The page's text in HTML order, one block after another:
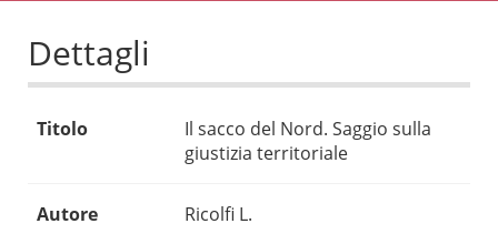
Dettagli
Titolo
Il sacco del Nord. Saggio sulla
giustizia territoriale
Autore Ricolfi L.